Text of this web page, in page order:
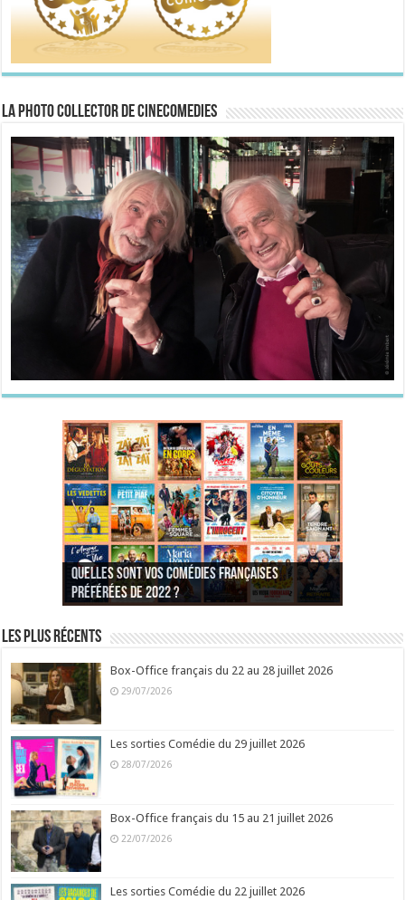
La Photo collector de CineComedies
Quelles sont vos comédies françaises
préférées de 2022 ?
Quel est votre personnage préféré du Père
Noël est une ordure ?
Quelles sont vos comédies françaises
préférées de 2021 ?
Quel est votre « Gendarme » préféré ?
Quels sont vos 3 comédies de Jean-Marie Poiré
préférées ?
Quel est votre « Tati » préféré ?
Quel est votre « bronzé » préféré ?
Les plus récents
Box-Office français du 22 au 28 juillet 2026
29/07/2026
Les sorties Comédie du 29 juillet 2026
28/07/2026
Box-Office français du 15 au 21 juillet 2026
22/07/2026
Les sorties Comédie du 22 juillet 2026